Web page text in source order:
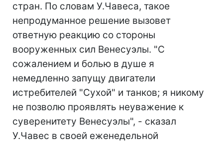
стран. По словам У.Чавеса, такое
непродуманное решение вызовет
ответную реакцию со стороны
вооруженных сил Венесуэлы. "С
сожалением и болью в душе я
немедленно запущу двигатели
истребителей "Сухой" и танков; я никому
не позволю проявлять неуважение к
суверенитету Венесуэлы", - сказал
У.Чавес в своей еженедельной